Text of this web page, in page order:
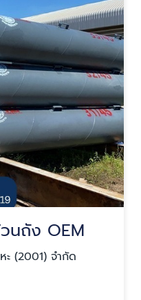
นถัง OEM
(2001) จำกัด